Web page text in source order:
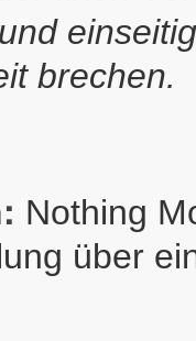
brechen.
Nothing
über